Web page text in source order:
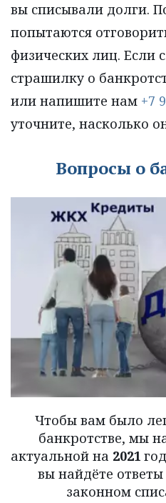
вы списывали долги.
попытаются
физических лиц. Если
страшилку о
или напишите нам +7
уточните, насколько
Вопросы о
Чтобы вам было
банкротстве, мы
актуальной на 2021
вы найдёте
законном